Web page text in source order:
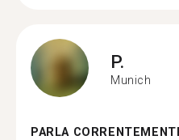
P.
Munich
PARLA